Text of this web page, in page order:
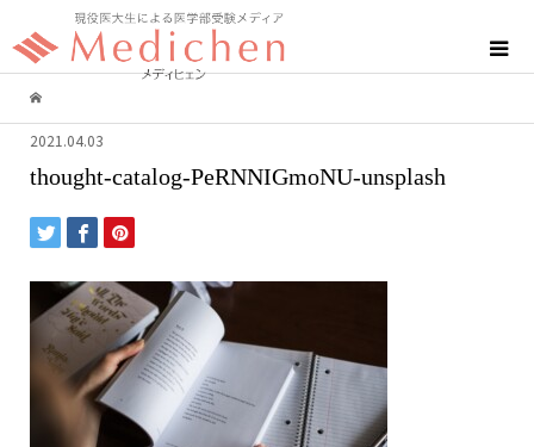
2021.04.03
thought-catalog-PeRNNIGmoNU-unsplash